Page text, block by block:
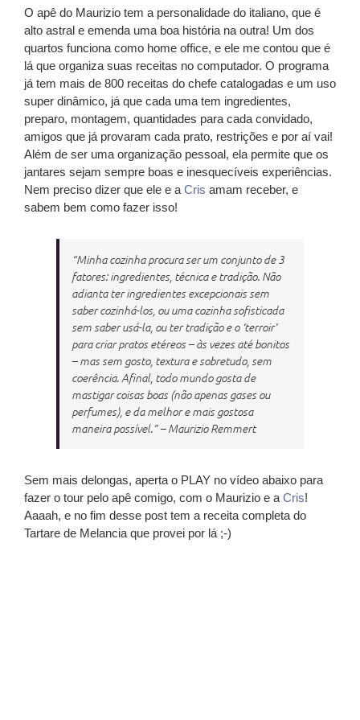
O apê do Maurizio tem a personalidade do italiano, que é
alto astral e emenda uma boa história na outra! Um dos
quartos funciona como home office, e ele me contou que é
lá que organiza suas receitas no computador. O programa
já tem mais de 800 receitas do chefe catalogadas e um uso
super dinâmico, já que cada uma tem ingredientes,
preparo, montagem, quantidades para cada convidado,
amigos que já provaram cada prato, restrições e por aí vai!
Além de ser uma organização pessoal, ela permite que os
jantares sejam sempre boas e inesquecíveis experiências.
Nem preciso dizer que ele e a Cris amam receber, e
sabem bem como fazer isso!
“Minha cozinha procura ser um conjunto de 3
fatores: ingredientes, técnica e tradição. Não
adianta ter ingredientes excepcionais sem
saber cozinhá-los, ou uma cozinha sofisticada
sem saber usá-la, ou ter tradição e o ‘terroir’
para criar pratos etéreos – às vezes até bonitos
– mas sem gosto, textura e sobretudo, sem
coerência. Afinal, todo mundo gosta de
mastigar coisas boas (não apenas gases ou
perfumes), e da melhor e mais gostosa
maneira possível.” – Maurizio Remmert
Sem mais delongas, aperta o PLAY no vídeo abaixo para
fazer o tour pelo apê comigo, com o Maurizio e a Cris!
Aaaah, e no fim desse post tem a receita completa do
Tartare de Melancia que provei por lá ;-)